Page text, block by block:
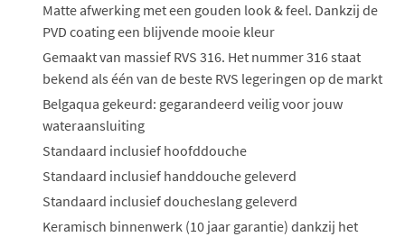
ophalen...
Matte afwerking met een gouden look & feel. Dankzij de
PVD coating een blijvende mooie kleur
Gemaakt van massief RVS 316. Het nummer 316 staat
bekend als één van de beste RVS legeringen op de markt
Belgaqua gekeurd: gegarandeerd veilig voor jouw
wateraansluiting
Standaard inclusief hoofddouche
Standaard inclusief handdouche geleverd
Standaard inclusief doucheslang geleverd
Keramisch binnenwerk (10 jaar garantie) dankzij het